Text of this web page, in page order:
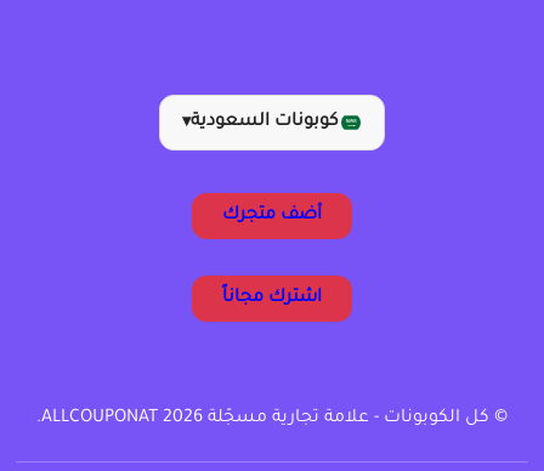
كوبونات السعودية▾
أضف متجرك
اشترك مجاناً
© كل الكوبونات - علامة تجارية مسجّلة ALLCOUPONAT 2026.